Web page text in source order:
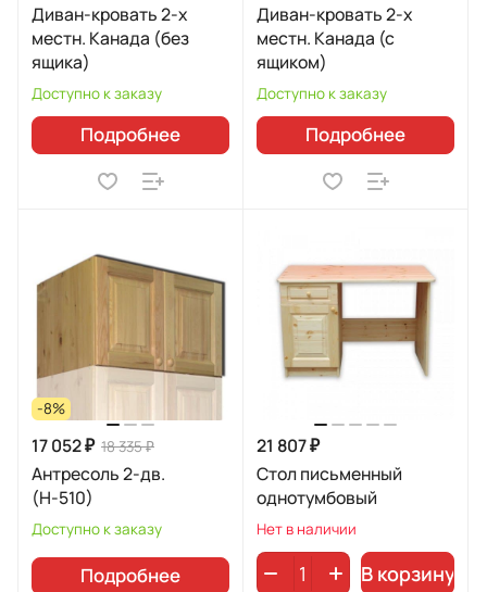
Диван-кровать 2-х
местн. Канада (без
ящика)
Доступно к заказу
Подробнее
Диван-кровать 2-х
местн. Канада (с
ящиком)
Доступно к заказу
Подробнее
-8%
17 052 ₽ 18 335 ₽
Антресоль 2-дв.
(Н-510)
Доступно к заказу
Подробнее
21 807 ₽
Стол письменный
однотумбовый
Нет в наличии
В корзину